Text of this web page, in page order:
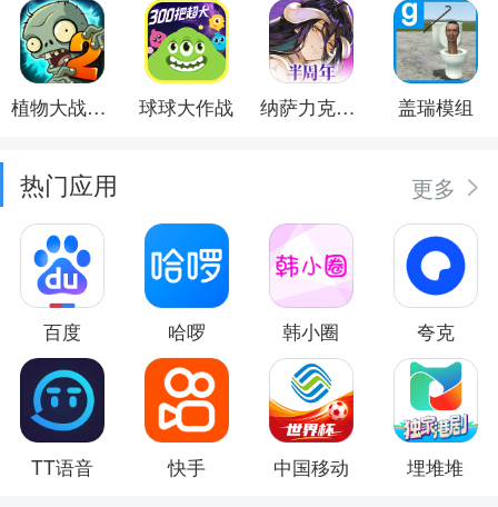
植物大战僵尸2 球球大作战 纳萨力克之王 盖瑞模组
热门应用 更多
百度 哈啰 韩小圈 夸克
TT语音 快手 中国移动 埋堆堆